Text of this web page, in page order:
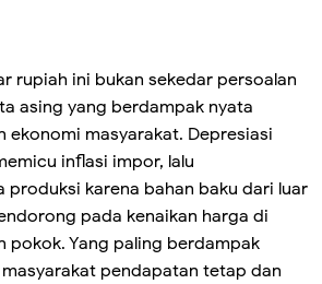
rupiah ini bukan sekedar persoalan
asing yang berdampak nyata
ekonomi masyarakat. Depresiasi
inflasi impor, lalu
produksi karena bahan baku dari luar
pada kenaikan harga di
pokok. Yang paling berdampak
pendapatan tetap dan